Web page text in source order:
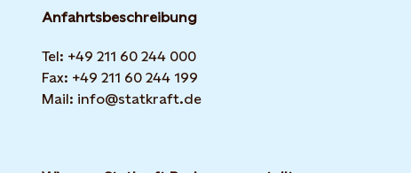
Anfahrtsbeschreibung
Tel: +49 211 60 244 000
Fax: +49 211 60 244 199
Mail: info@statkraft.de